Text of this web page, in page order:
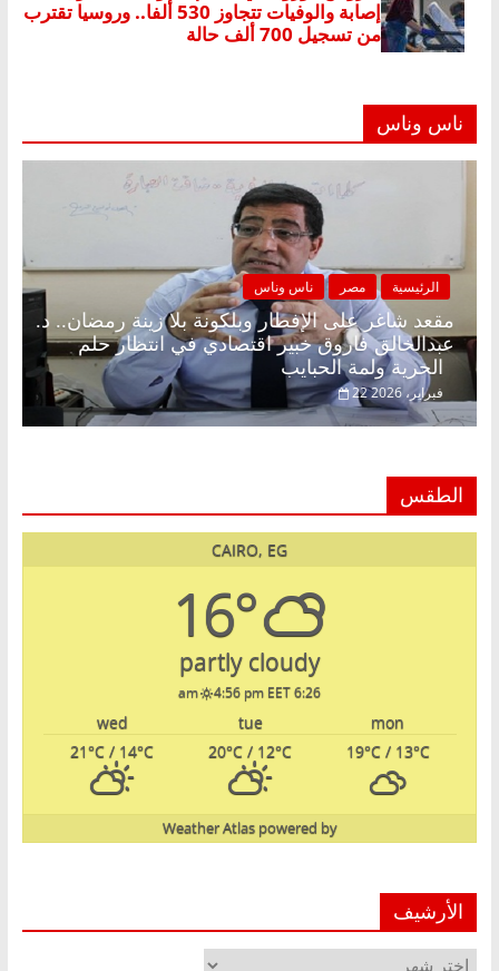
ناس وناس
الرئيسية مصر ناس وناس
مقعد شاغر على الإفطار وبلكونة بلا زينة رمضان.. د.
عبدالخالق فاروق خبير اقتصادي في انتظار حلم
22 فبراير، 2026
الطقس
CAIRO, EG
16°
partly cloudy
6:26 am
4:56 pm EET
mon
tue
wed
19°C/ 13°C
20°C / 12°C
21°C / 14°C
powered by
Weather Atlas
الأرشيف
الأرشيف